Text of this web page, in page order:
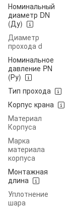
Номинальный
диаметр DN
(Ду)
Диаметр
прохода d
Номинальное
давление PN
(Ру)
Тип прохода
Корпус крана
Материал
Корпуса
Марка
материала
корпуса
Монтажная
длина
Уплотнение
шара